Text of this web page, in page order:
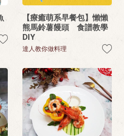
【療癒萌系早餐包】懶懶
熊馬鈴薯饅頭 食譜教學
DIY
達人教你做料理